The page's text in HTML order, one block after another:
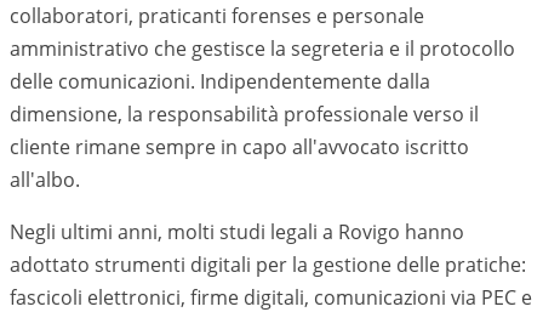
collaboratori, praticanti forenses e personale
amministrativo che gestisce la segreteria e il protocollo
delle comunicazioni. Indipendentemente dalla
dimensione, la responsabilità professionale verso il
cliente rimane sempre in capo all'avvocato iscritto
all'albo.
Negli ultimi anni, molti studi legali a Rovigo hanno
adottato strumenti digitali per la gestione delle pratiche:
fascicoli elettronici, firme digitali, comunicazioni via PEC e